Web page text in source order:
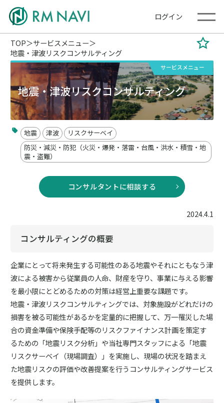
ログイン
TOP
サービスメニュー
地震・津波リスクコンサルティング
サービスメニュー
地震・津波リスクコンサルティング
地震 津波
リスクサーベイ
防災・減災・防犯（火災・爆発・落雷・台風・洪水・積雪・地
震・盗難）
コンサルタントに相談する
2024.4.1
コンサルティングの概要
企業にとって将来発生する可能性のある地震やそれにともなう津
波による被害から従業員の人命、財産を守り、事業に与える影響
を最小限にとどめるための対策は経営上重要な課題です。
地震・津波リスクコンサルティングでは、対象施設がどれだけの
損害を被る可能性があるかを定量的に把握して、万一罹災した場
合の資金準備や保険手配等のリスクファイナンス計画を策定す
るための「地震リスク分析」や当社専門スタッフによる「地震
リスクサーベイ（現場調査）」を実施し、現場の状況を踏まえ
た地震リスクの評価や改善提案を行うコンサルティングサービス
を提供します。